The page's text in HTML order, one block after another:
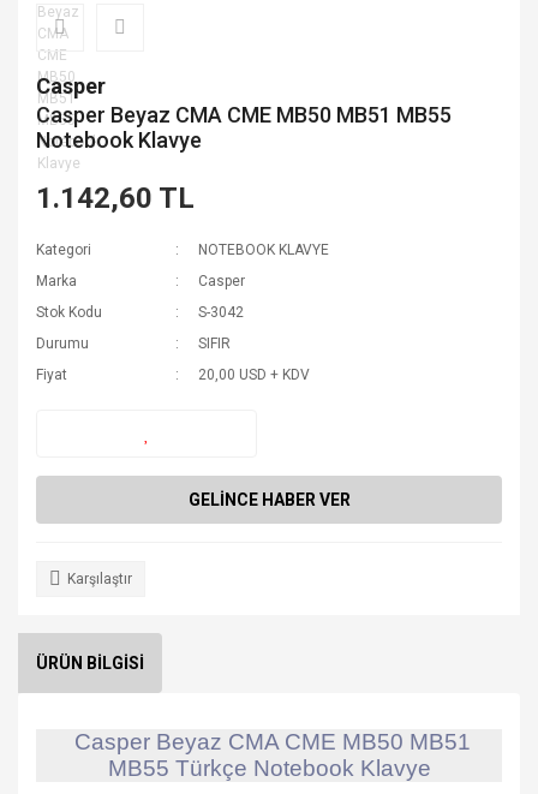
Casper
Casper Beyaz CMA CME MB50 MB51 MB55
Notebook Klavye
1.142,60 TL
Kategori
NOTEBOOK KLAVYE
Marka
Casper
Stok Kodu
S-3042
Durumu
SIFIR
Fiyat
20,00 USD + KDV
GELİNCE HABER VER
Karşılaştır
ÜRÜN BİLGİSİ
Casper Beyaz CMA CME MB50 MB51
MB55 Türkçe Notebook Klavye